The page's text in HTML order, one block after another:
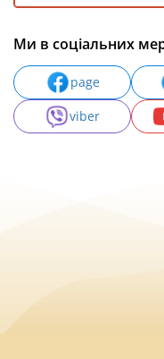
Ми в соціальних
page
viber